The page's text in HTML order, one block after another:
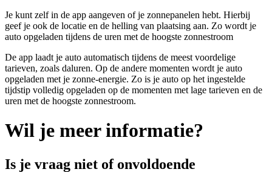
Je kunt zelf in de app aangeven of je zonnepanelen hebt. Hierbij
geef je ook de locatie en de helling van plaatsing aan. Zo wordt je
auto opgeladen tijdens de uren met de hoogste zonnestroom
De app laadt je auto automatisch tijdens de meest voordelige
tarieven, zoals daluren. Op de andere momenten wordt je auto
opgeladen met je zonne-energie. Zo is je auto op het ingestelde
tijdstip volledig opgeladen op de momenten met lage tarieven en de
uren met de hoogste zonnestroom.
Wil je meer informatie?
Is je vraag niet of onvoldoende